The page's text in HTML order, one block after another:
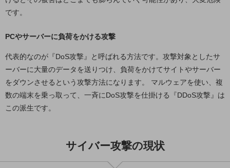
遠隔監視
人材不足解消
業種・業態で探すTOP
自治体
観光
です。
PCやサーバーに負荷をかける攻撃
代表的なのが『DoS攻撃』と呼ばれる方法です。攻撃対象としたサ
ーバーに大量のデータを送りつけ、負荷をかけてサイトやサーバー
をダウンさせるという攻撃方法になります。 マルウェアを使い、複
数の端末を乗っ取って、一斉にDoS攻撃を仕掛ける『DDoS攻撃』は
この派生です。
サイバー攻撃の現状